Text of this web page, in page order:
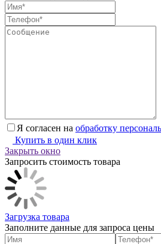
Я согласен на обработку
Купить в один клик
Закрыть окно
Запросить стоимость товара
Загрузка товара
Заполните данные для запроса цены